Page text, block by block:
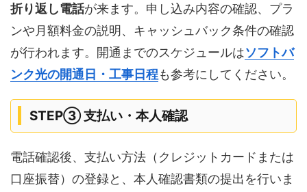
折り返し電話が来ます。申し込み内容の確認、プラ
ンや月額料金の説明、キャッシュバック条件の確認
が行われます。開通までのスケジュールはソフトバ
ンク光の開通日・工事日程も参考にしてください。
STEP③ 支払い・本人確認
電話確認後、支払い方法（クレジットカードまたは
口座振替）の登録と、本人確認書類の提出を行いま